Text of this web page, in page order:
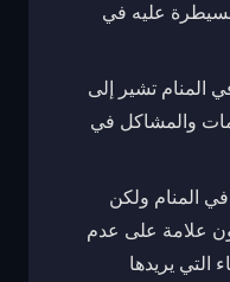
عليه في
المنام تشير إلى
والمشاكل في
المنام ولكن
علامة على عدم
التي يريدها